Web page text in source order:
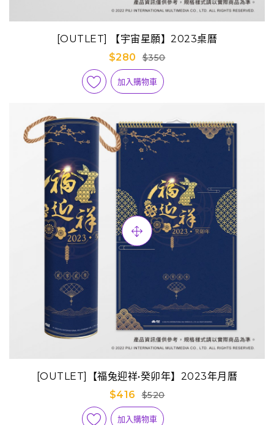
[OUTLET] 【宇宙星願】2023桌曆
$280
$350
加入購物車
[OUTLET]【福兔迎祥•癸卯年】2023年月曆
$416
$520
加入購物車